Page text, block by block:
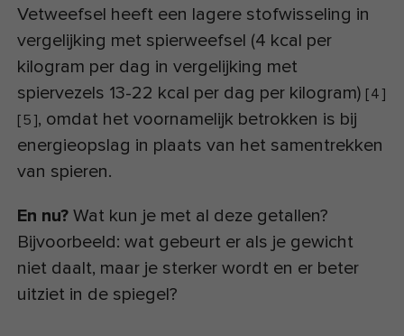
Vetweefsel heeft een lagere stofwisseling in
vergelijking met spierweefsel (4 kcal per
kilogram per dag in vergelijking met
spiervezels 13-22 kcal per dag per kilogram) [4]
[5], omdat het voornamelijk betrokken is bij
energieopslag in plaats van het samentrekken
van spieren.
En nu?Wat kun je met al deze getallen?
Bijvoorbeeld: wat gebeurt er als je gewicht
niet daalt, maar je sterker wordt en er beter
uitziet in de spiegel?